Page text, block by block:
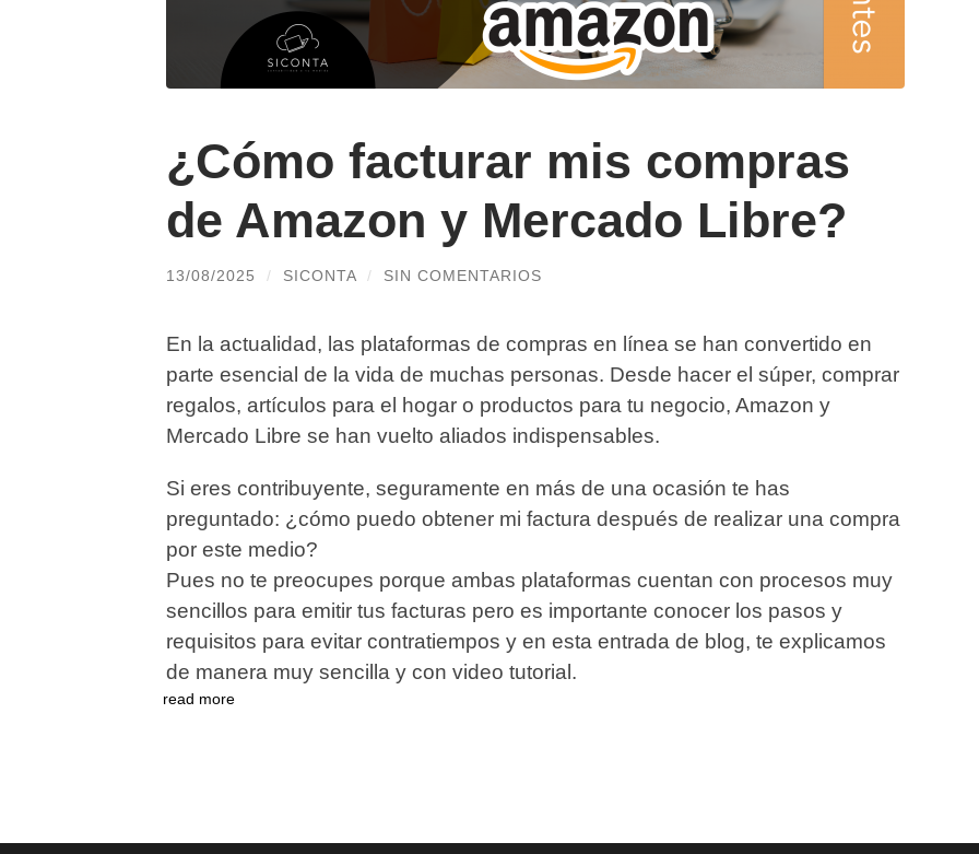
¿Cómo facturar mis compras
de Amazon y Mercado Libre?
13/08/2025 / SICONTA / SIN COMENTARIOS
En la actualidad, las plataformas de compras en línea se han convertido en
parte esencial de la vida de muchas personas. Desde hacer el súper, comprar
regalos, artículos para el hogar o productos para tu negocio, Amazon y
Mercado Libre se han vuelto aliados indispensables.
Si eres contribuyente, seguramente en más de una ocasión te has
preguntado: ¿cómo puedo obtener mi factura después de realizar una compra
por este medio?
Pues no te preocupes porque ambas plataformas cuentan con procesos muy
sencillos para emitir tus facturas pero es importante conocer los pasos y
requisitos para evitar contratiempos y en esta entrada de blog, te explicamos
de manera muy sencilla y con video tutorial.
read more